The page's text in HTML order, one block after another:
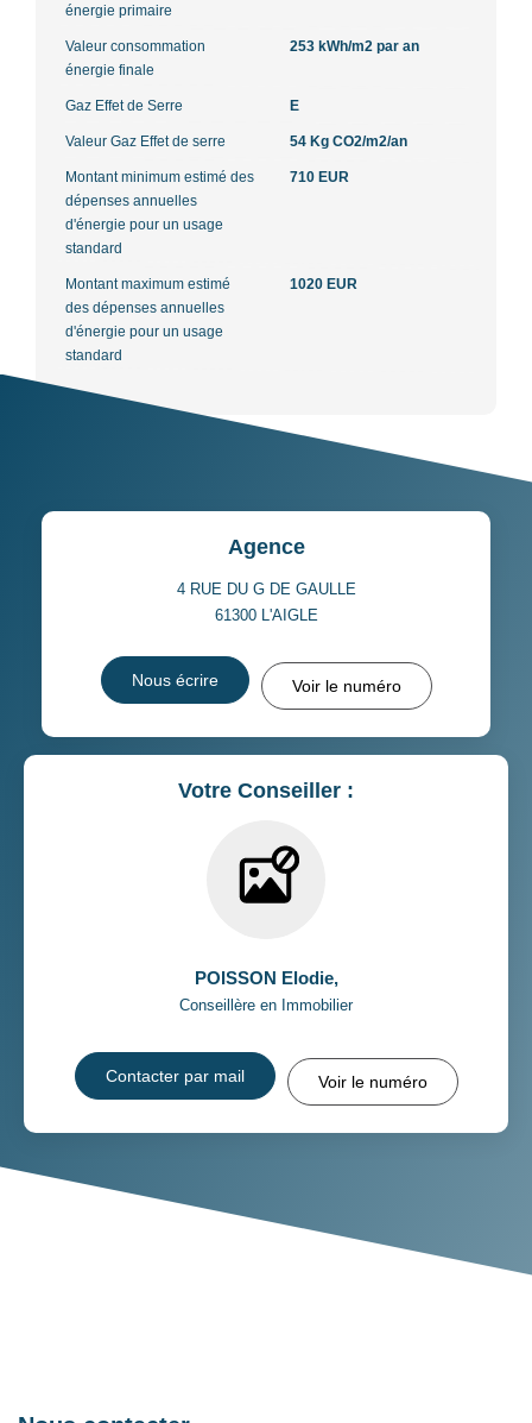
énergie primaire
Valeur consommation
énergie finale
253 kWh/m2 par an
Gaz Effet de Serre E
Valeur Gaz Effet de serre 54 Kg CO2/m2/an
Montant minimum estimé des
dépenses annuelles
d'énergie pour un usage
standard
710 EUR
Montant maximum estimé
des dépenses annuelles
d'énergie pour un usage
standard
1020 EUR
Agence
4 RUE DU G DE GAULLE
61300 L'AIGLE
Nous écrire Voir le numéro
Votre Conseiller :
POISSON Elodie,
Conseillère en Immobilier
Contacter par mail Voir le numéro